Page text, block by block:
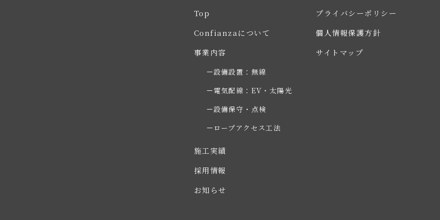
Top
Confianzaについて
事業内容
設備設置：無線
電気配線：EV・太陽光
設備保守・点検
ロープアクセス工法
施工実績
採用情報
お知らせ
プライバシーポリシー
個人情報保護方針
サイトマップ